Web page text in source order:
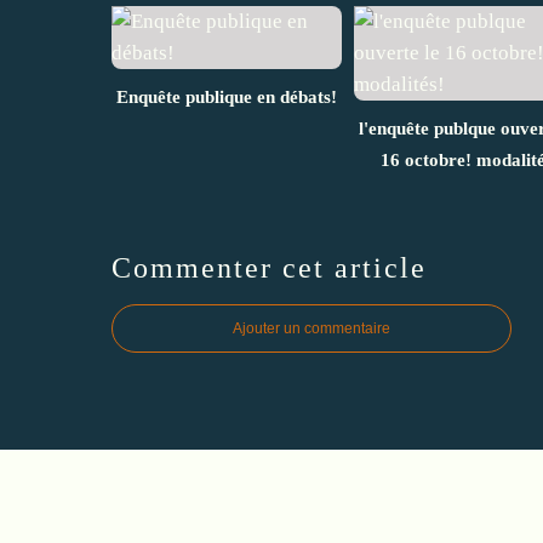
Enquête publique en débats!
l'enquête publque
16 octobre!
Commenter cet article
Ajouter un commentaire